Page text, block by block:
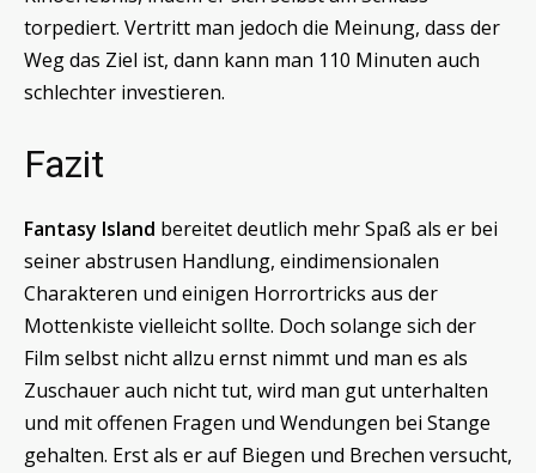
torpediert. Vertritt man jedoch die Meinung, dass der
Weg das Ziel ist, dann kann man 110 Minuten auch
schlechter investieren.
Fazit
Fantasy Island bereitet deutlich mehr Spaß als er bei
seiner abstrusen Handlung, eindimensionalen
Charakteren und einigen Horrortricks aus der
Mottenkiste vielleicht sollte. Doch solange sich der
Film selbst nicht allzu ernst nimmt und man es als
Zuschauer auch nicht tut, wird man gut unterhalten
und mit offenen Fragen und Wendungen bei Stange
gehalten. Erst als er auf Biegen und Brechen versucht,